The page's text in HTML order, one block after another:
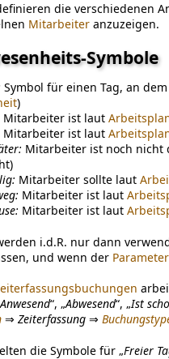
die verschiedenen
Mitarbeiter anzuzeigen.
Symbole
Symbol für einen Tag, an
)
Mitarbeiter ist laut
Mitarbeiter ist laut
Mitarbeiter ist noch nicht
Mitarbeiter sollte laut
Mitarbeiter ist laut
Mitarbeiter ist laut
i.d.R. nur dann
und wenn der
Anwesend“, „Abwesend“, „Ist
⇒ Zeiterfassung ⇒
die Symbole für „Freier